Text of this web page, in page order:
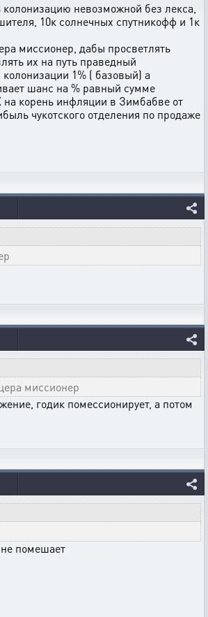
невозможной без лекса,
10к солнечных спутникофф и 1к
миссионер, дабы просветлять
их на путь праведный
1% ( базовый) а
шанс на % равный сумме
корень инфляции в Зимбабве от
чукотского отделения по продаже
миссионер
годик помессионирует, а потом
помешает